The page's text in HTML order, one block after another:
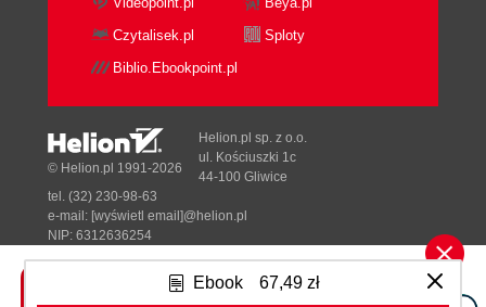
Ebook 67,49 zł
Czytalisek.pl
Sploty
Biblio.Ebookpoint.pl
Tonik.pl
© Helion.pl 1991-2026
Helion.pl sp. z o.o.
ul. Kościuszki 1c
44-100 Gliwice
tel. (32) 230-98-63
e-mail: [wyświetl email]@helion.pl
NIP: 6312636254